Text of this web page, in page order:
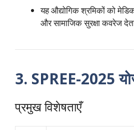
यह औद्योगिक श्रमिकों को
और सामाजिक सुरक्षा कवरेज
3. SPREE-2025
प्रमुख विशेषताएँ